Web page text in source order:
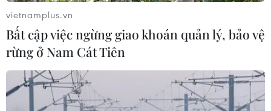
vietnamplus.vn
Bất cập việc ngừng giao khoán quản lý, bảo vệ
rừng ở Nam Cát Tiên